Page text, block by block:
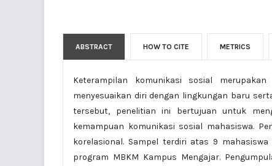
ABSTRACT HOW TO CITE METRICS
Keterampilan komunikasi sosial
menyesuaikan diri dengan lingkungan baru
tersebut, penelitian ini bertujuan untuk
kemampuan komunikasi sosial mahasiswa.
korelasional. Sampel terdiri atas 9
program MBKM Kampus Mengajar.